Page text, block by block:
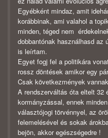
Egyébként mindaz, amit
korábbinak, ami valahol a
minden, téged nem
dobbantónak használhasd az
is leírtam.
Egyet fogj fel a politikára
rossz döntések amikor egy
Csak következmények
A rendszerváltás óta eltelt
kormányzással, ennek
választójogi törvénnyel, az
felemelésével és sokak
bejön, akkor egészségedre !